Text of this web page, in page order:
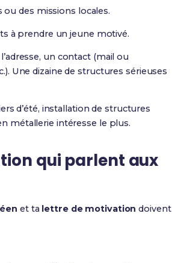
des missions locales.
à prendre un jeune motivé.
un contact (mail ou
Une dizaine de structures sérieuses
d’été, installation de structures
métallerie intéresse le plus.
qui parlent aux
et ta lettre de motivation doivent